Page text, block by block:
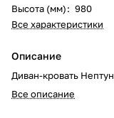
Высота (мм): 980
Все характеристики
Описание
Диван-кровать Нептун
Все описание